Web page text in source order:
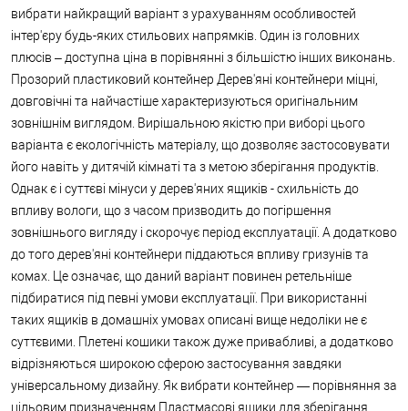
вибрати найкращий варіант з урахуванням особливостей
інтер'єру будь-яких стильових напрямків. Один із головних
плюсів – доступна ціна в порівнянні з більшістю інших виконань.
Прозорий пластиковий контейнер Дерев'яні контейнери міцні,
довговічні та найчастіше характеризуються оригінальним
зовнішнім виглядом. Вирішальною якістю при виборі цього
варіанта є екологічність матеріалу, що дозволяє застосовувати
його навіть у дитячій кімнаті та з метою зберігання продуктів.
Однак є і суттєві мінуси у дерев'яних ящиків - схильність до
впливу вологи, що з часом призводить до погіршення
зовнішнього вигляду і скорочує період експлуатації. А додатково
до того дерев'яні контейнери піддаються впливу гризунів та
комах. Це означає, що даний варіант повинен ретельніше
підбиратися під певні умови експлуатації. При використанні
таких ящиків в домашніх умовах описані вище недоліки не є
суттєвими. Плетені кошики також дуже привабливі, а додатково
відрізняються широкою сферою застосування завдяки
універсальному дизайну. Як вибрати контейнер — порівняння за
цільовим призначенням Пластмасові ящики для зберігання